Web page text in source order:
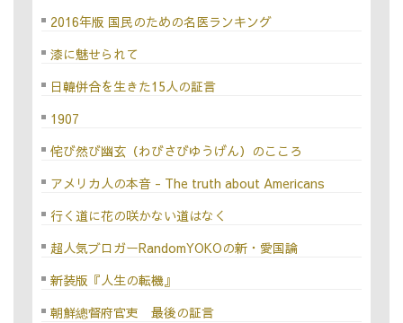
2016年版 国民のための名医ランキング
漆に魅せられて
日韓併合を生きた15人の証言
1907
侘び然び幽玄（わびさびゆうげん）のこころ
アメリカ人の本音 - The truth about Americans
行く道に花の咲かない道はなく
超人気ブロガーRandomYOKOの新・愛国論
新装版『人生の転機』
朝鮮總督府官吏 最後の証言